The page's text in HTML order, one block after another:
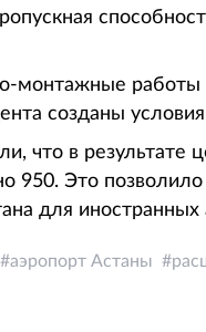
монтажные
созданы
что в результате
950. Это
для
аэропорт Астаны